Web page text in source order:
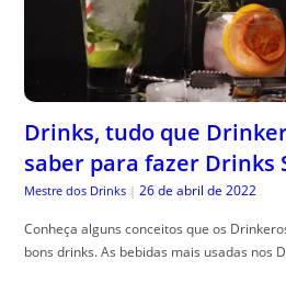
Drinks, tudo que
saber para fazer Drinks
Mestre dos Drinks | 26 de abril de 2022
Conheça alguns conceitos que os
bons drinks. As bebidas mais usadas nos